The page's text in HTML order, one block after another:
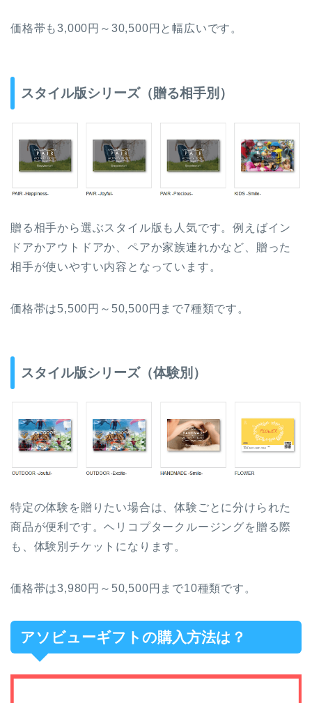
価格帯も3,000円～30,500円と幅広いです。
スタイル版シリーズ（贈る相手別）
贈る相手から選ぶスタイル版も人気です。例えばイン
ドアかアウトドアか、ペアか家族連れかなど、贈った
相手が使いやすい内容となっています。
価格帯は5,500円～50,500円まで7種類です。
スタイル版シリーズ（体験別）
特定の体験を贈りたい場合は、体験ごとに分けられた
商品が便利です。ヘリコプタークルージングを贈る際
も、体験別チケットになります。
価格帯は3,980円～50,500円まで10種類です。
アソビューギフトの購入方法は？